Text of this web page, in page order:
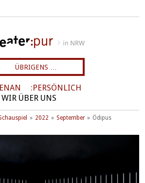
ÜBRIGENS …
PERSÖNLICH
WIR ÜBER UNS
2022 September Ödipus